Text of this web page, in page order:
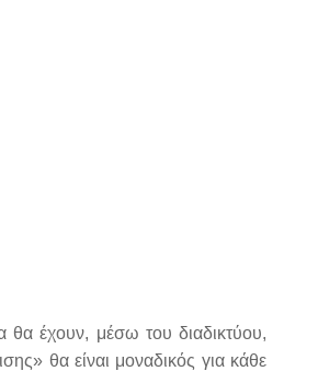
έχουν, μέσω του διαδικτύου,
θα είναι μοναδικός για κάθε